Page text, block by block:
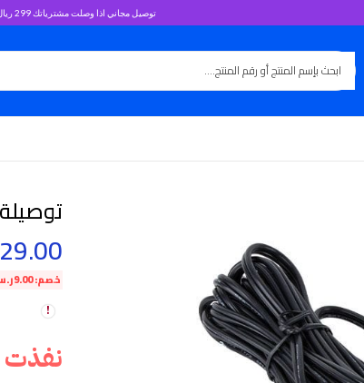
توصيل مجاني اذا وصلت مشترياتك 299 ريال
توصيلة
29.00
خصم:9.00
نفذت